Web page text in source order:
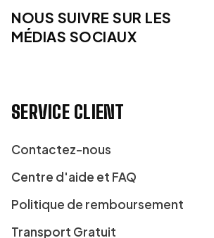
NOUS SUIVRE SUR LES
MÉDIAS SOCIAUX
SERVICE CLIENT
Contactez-nous
Centre d'aide et FAQ
Politique de remboursement
Transport Gratuit